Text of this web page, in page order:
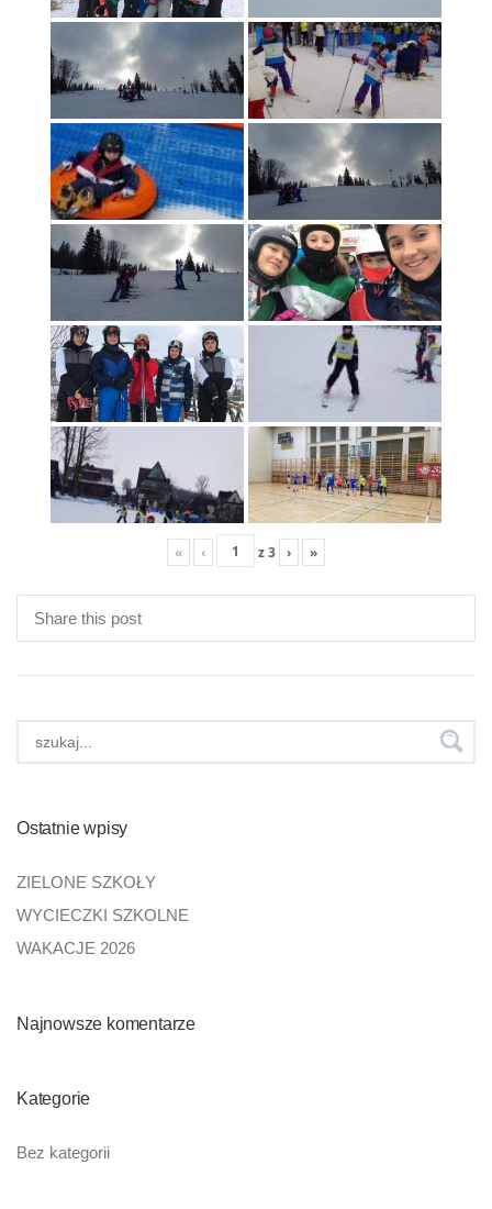
« ‹ z3 › »
Share this post
Ostatnie wpisy
ZIELONE SZKOŁY
WYCIECZKI SZKOLNE
WAKACJE 2026
Najnowsze komentarze
Kategorie
Bez kategorii